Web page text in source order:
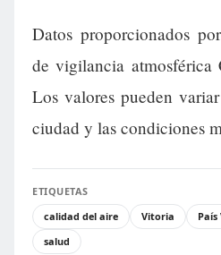
Datos proporcionados
de vigilancia atmosférica
Los valores pueden
ciudad y las condiciones
ETIQUETAS
calidad del aire
Vitoria País
salud